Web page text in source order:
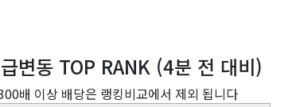
변동 TOP RANK (4분 전 대비)
배 이상 배당은 랭킹비교에서 제외 됩니다